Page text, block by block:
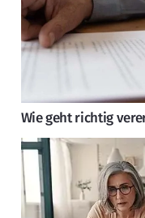
Wie geht richtig